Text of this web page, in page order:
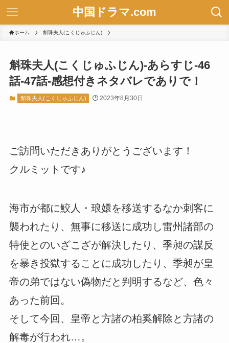
中国ドラマ.com
ホーム 斛珠夫人(こくじゅふじん)
斛珠夫人(こくじゅふじん)-あらすじ-46
話-47話-感想付きネタバレでありで！
斛珠夫人(こくじゅふじん) 2023年8月30日
ご訪問いただきありがとうございます！
クルミットです♪
海市が都に鮫人・琅嬛を移送するなか刺客に
襲われたり、無事に移送に成功し雷州諸部の
特使とのいざこざが解決したり、季昶の謀反
を暴き投獄することに成功したり、季昶が皇
帝の弟ではない偽物だと判明するなど、色々
あった前回。
そして今回、皇帝と方諸の柏奚解除と方諸の
解毒が行われ…。